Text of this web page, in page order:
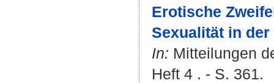
Erotische
Sexualität in
In: Mitteilungen
Heft 4 . - S. 361.